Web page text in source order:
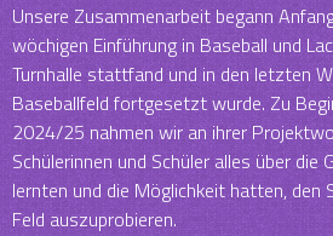
Unsere Zusammenarbeit begann
wöchigen Einführung in Baseball und
Turnhalle stattfand und in den letzten
Baseballfeld fortgesetzt wurde. Zu
2024/25 nahmen wir an ihrer
Schülerinnen und Schüler alles über die
lernten und die Möglichkeit hatten, den
Feld auszuprobieren.